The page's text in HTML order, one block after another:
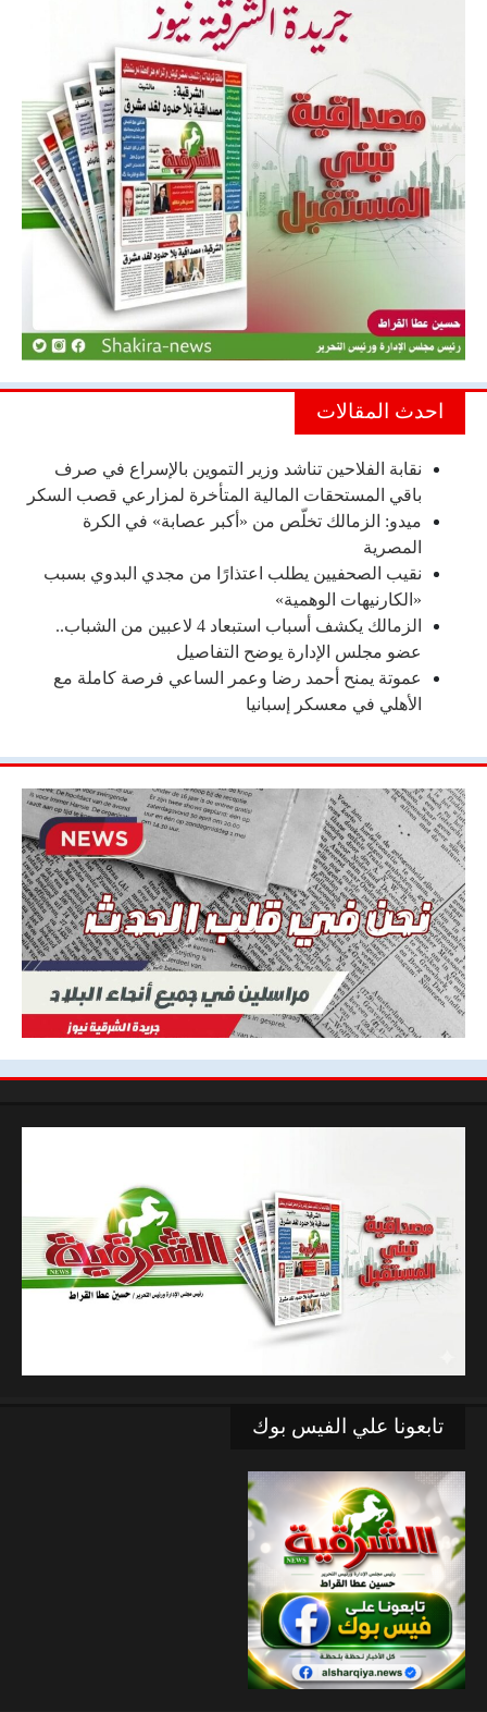
احدث المقالات
نقابة الفلاحين تناشد وزير التموين بالإسراع في صرف
باقي المستحقات المالية المتأخرة لمزارعي قصب السكر
ميدو: الزمالك تخلّص من «أكبر عصابة» في الكرة
المصرية
نقيب الصحفيين يطلب اعتذارًا من مجدي البدوي بسبب
«الكارنيهات الوهمية»
الزمالك يكشف أسباب استبعاد 4 لاعبين من الشباب..
عضو مجلس الإدارة يوضح التفاصيل
عموتة يمنح أحمد رضا وعمر الساعي فرصة كاملة مع
الأهلي في معسكر إسبانيا
تابعونا علي الفيس بوك